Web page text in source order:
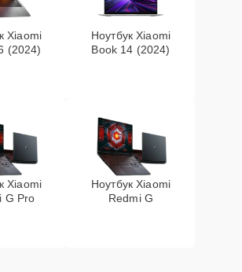
Xiaomi
(2024)
Ноутбук Xiaomi
Book 14 (2024)
Xiaomi
G Pro
Ноутбук Xiaomi
Redmi G